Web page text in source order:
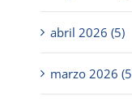
abril 2026 (5)
marzo 2026